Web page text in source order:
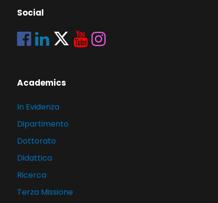
Social
Academics
In Evidenza
Dipartimento
Dottorato
Didattica
Ricerca
Terza Missione